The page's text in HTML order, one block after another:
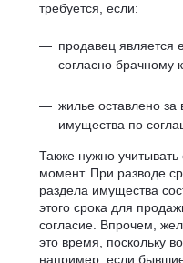
требуется, если:
продавец является
согласно брачному
жилье оставлено
имущества по
Также нужно
момент. При разводе
раздела имущества
этого срока для
согласие. Впрочем,
это время, поскольку
например, если